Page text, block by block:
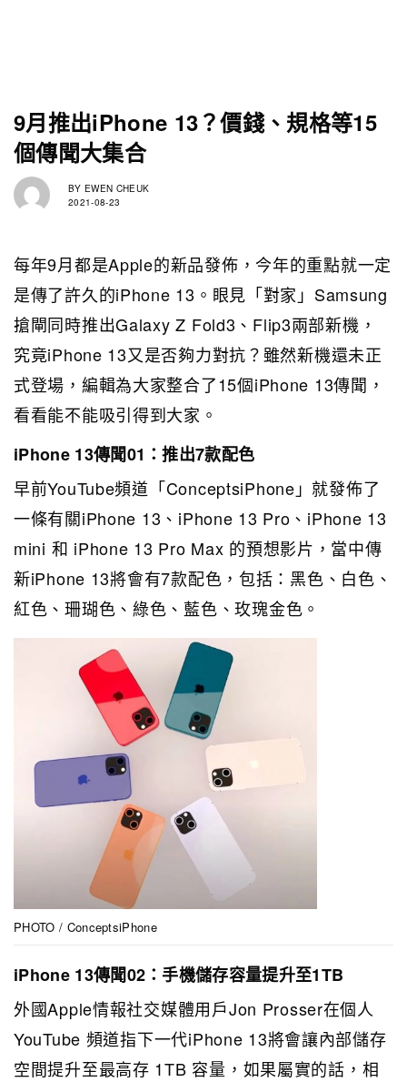
9月推出iPhone 13？價錢、規格等15
個傳聞大集合
BY EWEN CHEUK
2021-08-23
每年9月都是Apple的新品發佈，今年的重點就一定
是傳了許久的iPhone 13。眼見「對家」Samsung
搶閘同時推出Galaxy Z Fold3、Flip3兩部新機，
究竟iPhone 13又是否夠力對抗？雖然新機還未正
式登場，編輯為大家整合了15個iPhone 13傳聞，
看看能不能吸引得到大家。
iPhone 13傳聞01：推出7款配色
早前YouTube頻道「ConceptsiPhone」就發佈了
一條有關iPhone 13、iPhone 13 Pro、iPhone 13
mini 和 iPhone 13 Pro Max 的預想影片，當中傳
新iPhone 13將會有7款配色，包括：黑色、白色、
紅色、珊瑚色、綠色、藍色、玫瑰金色。
PHOTO / ConceptsiPhone
iPhone 13傳聞02：手機儲存容量提升至1TB
外國Apple情報社交媒體用戶Jon Prosser在個人
YouTube 頻道指下一代iPhone 13將會讓內部儲存
空間提升至最高存 1TB 容量，如果屬實的話，相